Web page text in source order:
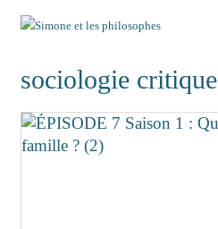
sociologie critique